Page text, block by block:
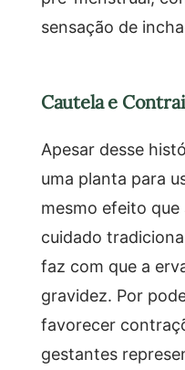
sensação de
Cautela e
Apesar desse
uma planta para
mesmo efeito
cuidado
faz com que a
gravidez. Por
favorecer
gestantes